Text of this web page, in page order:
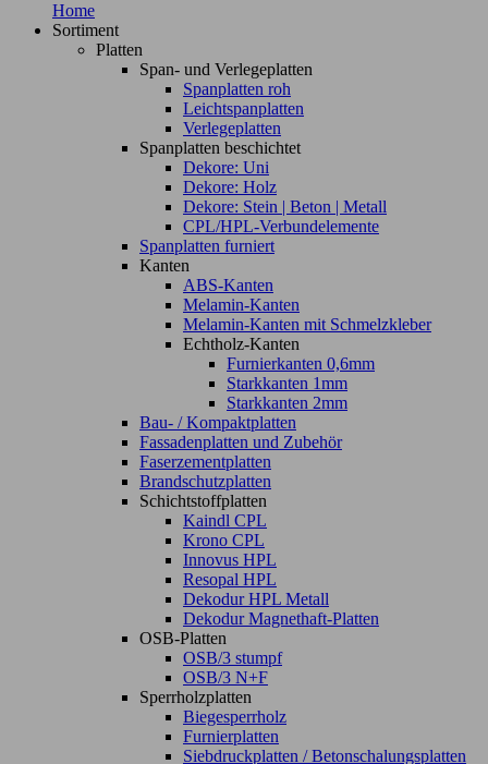
Home
Sortiment
Platten
Span- und Verlegeplatten
Spanplatten roh
Leichtspanplatten
Verlegeplatten
Spanplatten beschichtet
Dekore: Uni
Dekore: Holz
Dekore: Stein | Beton | Metall
CPL/HPL-Verbundelemente
Spanplatten furniert
Kanten
ABS-Kanten
Melamin-Kanten
Melamin-Kanten mit Schmelzkleber
Echtholz-Kanten
Furnierkanten 0,6mm
Starkkanten 1mm
Starkkanten 2mm
Bau- / Kompaktplatten
Fassadenplatten und Zubehör
Faserzementplatten
Brandschutzplatten
Schichtstoffplatten
Kaindl CPL
Krono CPL
Innovus HPL
Resopal HPL
Dekodur HPL Metall
Dekodur Magnethaft-Platten
OSB-Platten
OSB/3 stumpf
OSB/3 N+F
Sperrholzplatten
Biegesperrholz
Furnierplatten
Siebdruckplatten / Betonschalungsplatten